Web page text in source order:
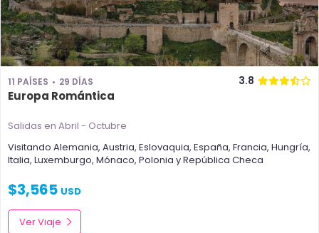
11 PAÍSES 29 DÍAS 3.8
Europa Romántica
Salidas en Abril - Octubre
Visitando Alemania, Austria, Eslovaquia, España, Francia, Hungría,
Italia, Luxemburgo, Mónaco, Polonia yRepública Checa
$3,565 USD
Ver Viaje